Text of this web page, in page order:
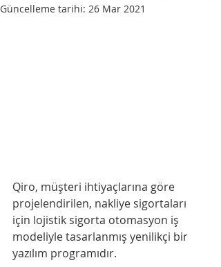
Güncelleme tarihi: 26 Mar 2021
Qiro, müşteri ihtiyaçlarına göre
projelendirilen, nakliye sigortaları
için lojistik sigorta otomasyon iş
modeliyle tasarlanmış yenilikçi bir
yazılım programıdır.